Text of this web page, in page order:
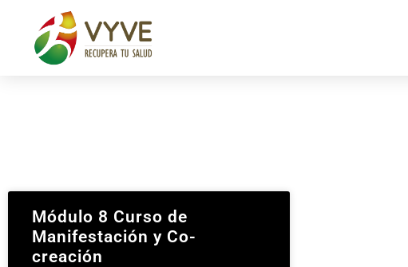
Módulo 8 Curso de
Manifestación y Co-
creación